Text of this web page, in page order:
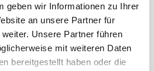
geben wir Informationen zu Ihrer
an unsere Partner für
Unsere Partner führen
mit weiteren Daten
bereitgestellt haben oder die
bis zu 99,99 % der
(getestet mit Bovinem
in einem